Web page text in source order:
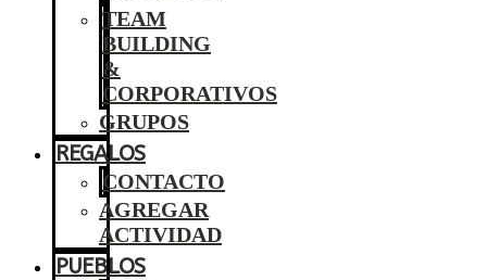
TEAM
BUILDING
&
CORPORATIVOS
GRUPOS
REGALOS
CONTACTO
AGREGAR
ACTIVIDAD
PUEBLOS